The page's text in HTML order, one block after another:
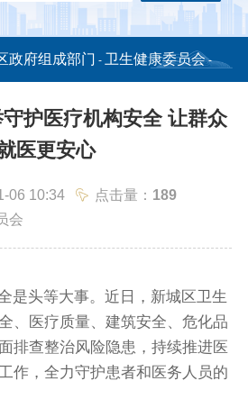
政务公开
政民互动
走进新城
政府组成部门 - 卫生健康委员会-
护医疗机构安全 让群众
医更安心
06 10:34 点击量： 189
会
是头等大事。近日，新城区卫生
、医疗质量、建筑安全、危化品
排查整治风险隐患，持续推进医
作，全力守护患者和医务人员的